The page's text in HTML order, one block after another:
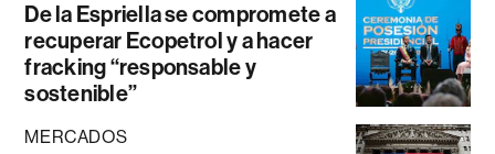
De la Espriella se compromete a
recuperar Ecopetrol y a hacer
fracking “responsable y
sostenible”
MERCADOS